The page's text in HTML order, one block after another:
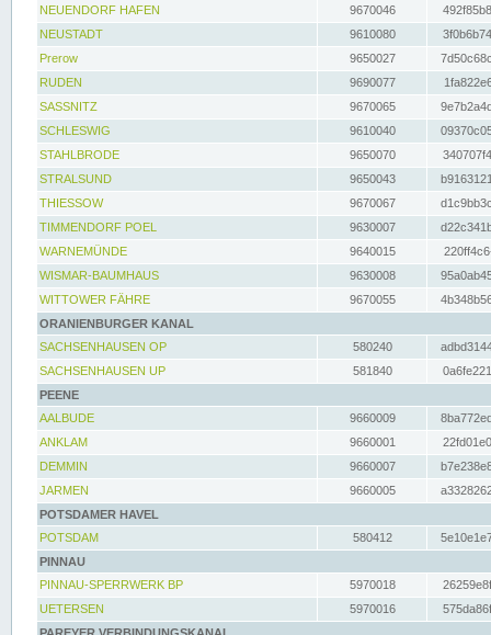
NEUENDORF HAFEN
9670046
NEUSTADT
9610080
Prerow
9650027
RUDEN
9690077
SASSNITZ
9670065
SCHLESWIG
9610040
STAHLBRODE
9650070
STRALSUND
9650043
THIESSOW
9670067
TIMMENDORF POEL
9630007
WARNEMÜNDE
9640015
WISMAR-BAUMHAUS
9630008
WITTOWER FÄHRE
9670055
ORANIENBURGER KANAL
SACHSENHAUSEN OP
580240
SACHSENHAUSEN UP
581840
PEENE
AALBUDE
9660009
ANKLAM
9660001
DEMMIN
9660007
JARMEN
9660005
POTSDAMER HAVEL
POTSDAM
580412
PINNAU
PINNAU-SPERRWERK BP
5970018
UETERSEN
5970016